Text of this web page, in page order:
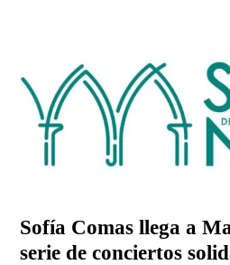
Sofía Comas llega a
serie de conciertos